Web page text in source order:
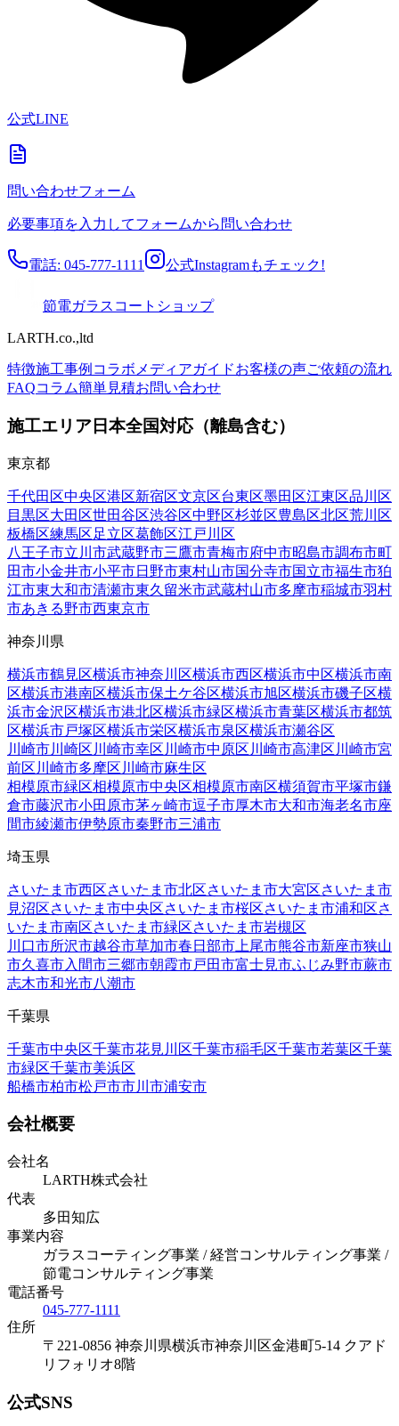
公式LINE
問い合わせフォーム
必要事項を入力してフォームから問い合わせ
電話: 045-777-1111 公式Instagramもチェック!
節電ガラスコートショップ
LARTH.co.,ltd
特徴施工事例 コラボ メディアガイドお客様の声ご依頼の流れ
FAQコラム簡単見積お問い合わせ
施工エリア 日本全国対応（離島含む）
東京都
千代田区中央区港区新宿区文京区台東区墨田区江東区品川区
目黒区大田区世田谷区渋谷区中野区杉並区豊島区北区荒川区
板橋区練馬区足立区葛飾区江戸川区
八王子市立川市武蔵野市三鷹市青梅市府中市昭島市調布市町
田市小金井市小平市日野市東村山市国分寺市国立市福生市狛
江市東大和市清瀬市東久留米市武蔵村山市多摩市稲城市羽村
市あきる野市西東京市
神奈川県
横浜市鶴見区横浜市神奈川区横浜市西区横浜市中区横浜市南
区横浜市港南区横浜市保土ケ谷区横浜市旭区横浜市磯子区横
浜市金沢区横浜市港北区横浜市緑区横浜市青葉区横浜市都筑
区横浜市戸塚区横浜市栄区横浜市泉区横浜市瀬谷区
川崎市川崎区 川崎市幸区 川崎市中原区 川崎市高津区 川崎市宮
前区 川崎市多摩区 川崎市麻生区
相模原市緑区相模原市中央区相模原市南区横須賀市平塚市鎌
倉市藤沢市小田原市茅ヶ崎市逗子市厚木市大和市海老名市座
間市綾瀬市伊勢原市秦野市三浦市
埼玉県
さいたま市西区さいたま市北区さいたま市大宮区さいたま市
見沼区さいたま市中央区さいたま市桜区さいたま市浦和区さ
いたま市南区さいたま市緑区さいたま市岩槻区
川口市所沢市越谷市草加市春日部市 上尾市熊谷市新座市狭山
市久喜市入間市三郷市朝霞市戸田市富士見市ふじみ野市蕨市
志木市和光市八潮市
千葉県
千葉市中央区千葉市花見川区千葉市稲毛区千葉市若葉区千葉
市緑区千葉市美浜区
船橋市柏市松戸市市川市浦安市
会社概要
会社名
LARTH株式会社
代表
多田知広
事業内容
ガラスコーティング事業 / 経営コンサルティング事業 /
節電コンサルティング事業
電話番号
045-777-1111
住所
〒221-0856 神奈川県横浜市神奈川区金港町5-14 クアド
リフォリオ8階
公式SNS